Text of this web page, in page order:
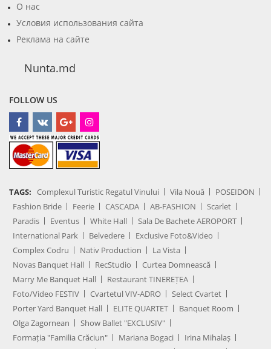
О нас
Условия использования сайта
Реклама на сайте
Nunta.md
FOLLOW US
TAGS: Complexul Turistic Regatul Vinului Vila Nouă
POSEIDON
Fashion Bride
Feerie CASCADA AB-FASHION
Scarlet
Paradis
Eventus White Hall
Sala De Bachete AEROPORT
International Park
Belvedere
Exclusive Foto&Video
Complex Codru
Nativ Production
La Vista
Novas Banquet Hall
RecStudio
Curtea Domnească
Marry Me Banquet Hall
Restaurant TINEREȚEA
Foto/Video FESTIV
Cvartetul VIV-ADRO
Select Cvartet
Porter Yard Banquet Hall
ELITE QUARTET
Banquet Room
Olga Zagornean
Show Ballet "EXCLUSIV"
Formația "Familia Crăciun"
Mariana Bogaci
Irina Mihalaș